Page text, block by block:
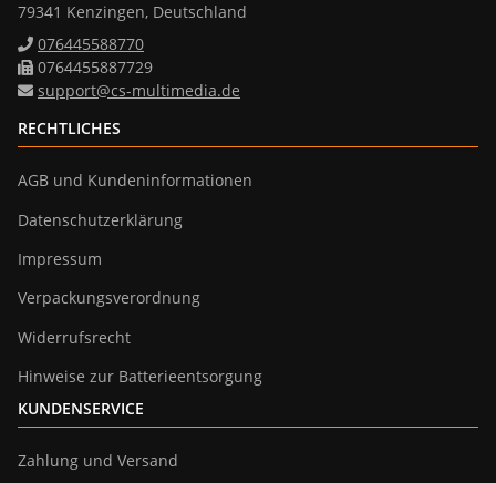
79341 Kenzingen, Deutschland
076445588770
0764455887729
support@cs-multimedia.de
RECHTLICHES
AGB und Kundeninformationen
Datenschutzerklärung
Impressum
Verpackungsverordnung
Widerrufsrecht
Hinweise zur Batterieentsorgung
KUNDENSERVICE
Zahlung und Versand